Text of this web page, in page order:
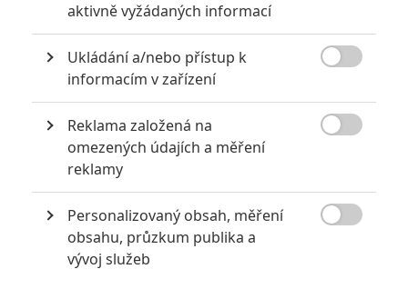
Pro hodnocení musíte být přihlášen.
Heslo:
Zůstat přihlášen
aktivně vyžádaných informací
Ukládání a/nebo přístup k
informacím v zařízení
Reklama založená na
omezených údajích a měření
reklamy
Personalizovaný obsah, měření
obsahu, průzkum publika a
vývoj služeb